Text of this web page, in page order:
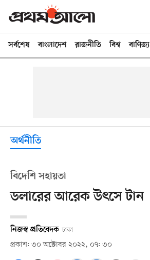
সর্বশেষ বাংলাদেশ রাজনীতি বিশ্ব বাণিজ্য
অর্থনীতি
বিদেশি সহায়তা
ডলারের আরেক উৎসে টান
নিজস্ব প্রতিবেদক ঢাকা
প্রকাশ: ৩০ অক্টোবর ২০২২, ০৭: ৩০